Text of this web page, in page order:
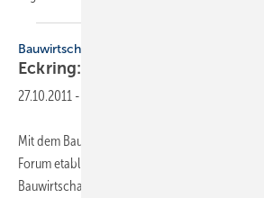
Bauwirtschaftstag
Eckring: etabliertes Zeichen für
27.10.2011 -
Mit dem Bauwirtschaftstag Ende September in
Forum etabliert, das den direkten Austausch
Bauwirtschaft befördert. Als Mitglied der